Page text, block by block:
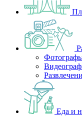
Еда и